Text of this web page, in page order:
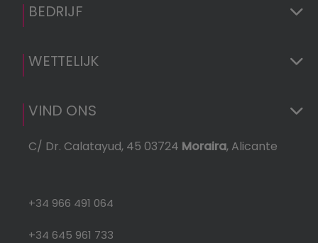
BEDRIJF
WETTELIJK
VIND ONS
C/ Dr. Calatayud, 45 03724 Moraira, Alicante
+34 966 491 064
+34 645 961 733